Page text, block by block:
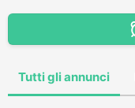
Tutti gli annunci